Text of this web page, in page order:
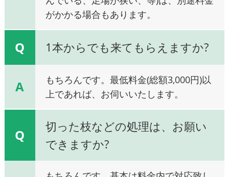
がかかる場合もあります。
Q 1本からでも来てもらえますか?
A
もちろんです。最低料金(総額3,000円)以
上であれば、お伺いいたします。
Q
切った枝などの処理は、お願い
できますか?